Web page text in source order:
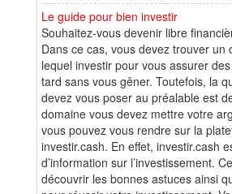
Le guide pour bien investir
Souhaitez-vous devenir libre
Dans ce cas, vous devez trouver un
lequel investir pour vous assurer
tard sans vous gêner. Toutefois, la
devez vous poser au préalable est
domaine vous devez mettre votre
vous pouvez vous rendre sur la
investir.cash. En effet, investir.cash
d’information sur l’investissement.
découvrir les bonnes astuces ainsi